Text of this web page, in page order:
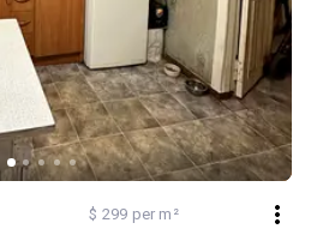
$ 299 per m²